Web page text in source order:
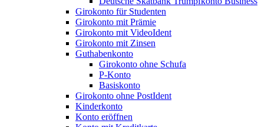
Girokonto für Studenten
Girokonto mit Prämie
Girokonto mit VideoIdent
Girokonto mit Zinsen
Guthabenkonto
Girokonto ohne Schufa
P-Konto
Basiskonto
Girokonto ohne PostIdent
Kinderkonto
Konto eröffnen